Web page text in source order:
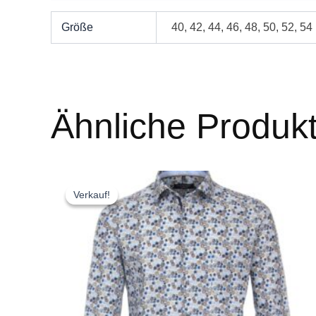
Größe 40, 42, 44, 46, 48, 50, 52, 54
Ähnliche
Verkauf!
Verkauf!
Ursprünglicher
Preis
war:
€ 86,97
Preis
ist:
€ 52,18.
Produkt
weist
mehrere
Varianten
Optionen
können